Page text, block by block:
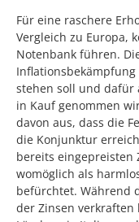
Für eine raschere
Vergleich zu Europa,
Notenbank führen.
stehen soll und dafür
in Kauf genommen
davon aus, dass die
die Konjunktur
bereits eingepreisten
womöglich als
befürchtet. Während
der Zinsen verkraften